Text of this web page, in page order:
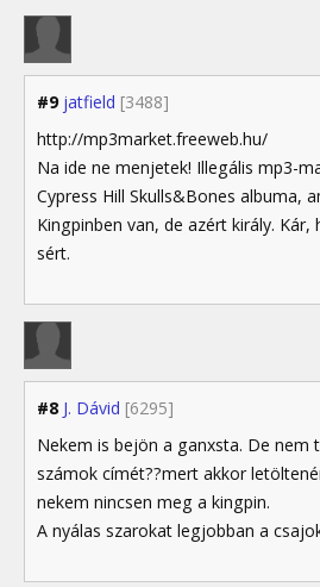
#9 jatfield [3488]
http://mp3market.freeweb.hu/
Na ide ne menjetek! Illegális mp3-
Cypress Hill Skulls&Bones albuma,
Kingpinben van, de azért király.
sért.
#8 J. Dávid [6295]
Nekem is bejön a ganxsta. De nem
számok címét??mert akkor
nekem nincsen meg a kingpin.
A nyálas szarokat legjobban a